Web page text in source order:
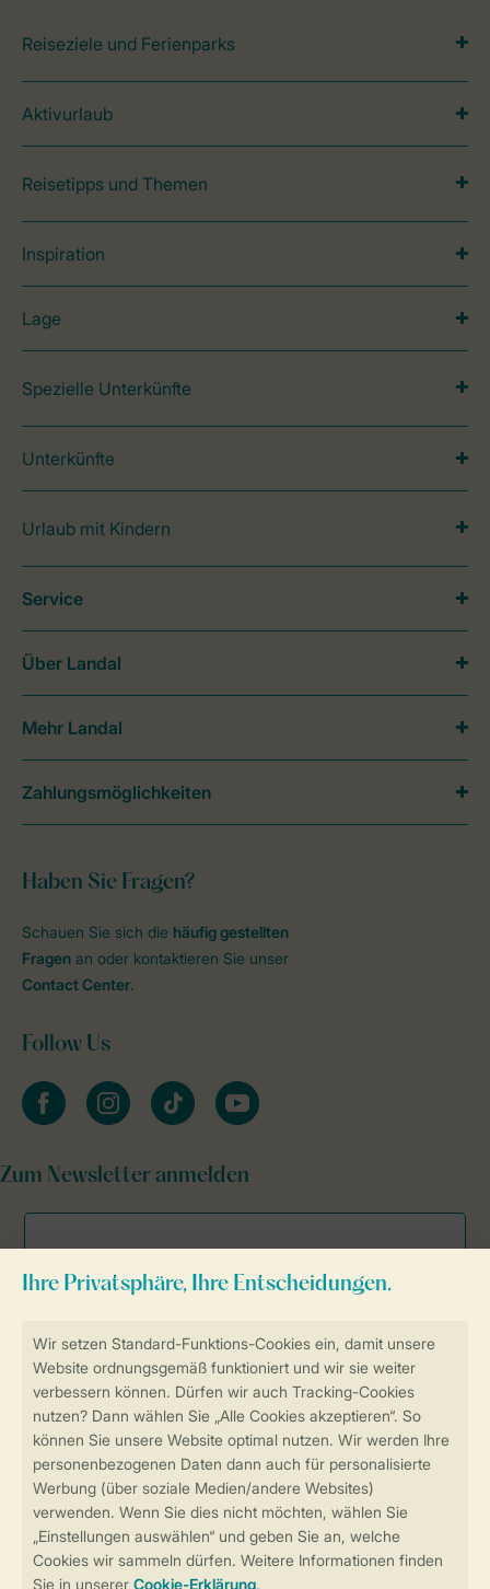
Sicherstellung Deiner Privatsphäre
Weitere Informationen und Einstellungen
Sicher und schnell zur Online-Buchung
Sichere Datenübertragung
Sicheres Bezahlen
Reiseziele und Ferienparks
Aktivurlaub
Reisetipps und Themen
Inspiration
Lage
Spezielle Unterkünfte
Unterkünfte
Urlaub mit Kindern
Haben Sie Fragen?
Schauen Sie sich die häufig gestellten
Fragen an oder kontaktieren Sie unser
Contact Center.
Follow Us
facebookinstagramtiktok youtube
Zum Newsletter anmelden
Service
Über Landal
Mehr Landal
Zahlungsmöglichkeiten